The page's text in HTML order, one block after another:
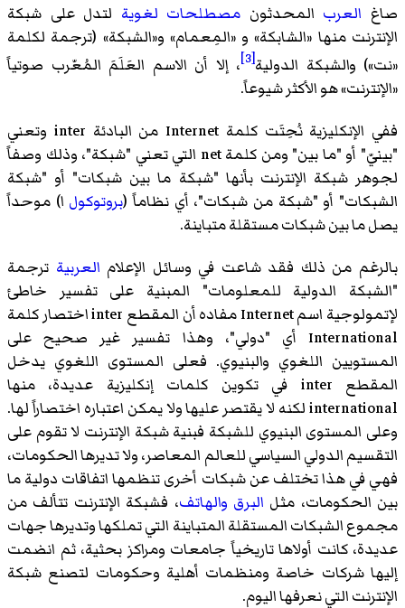
صاغ العرب المحدثون مصطلحات لغوية لتدل على شبكة
الإنترنت منها «الشابكة» و «المِعمام» و«الشبكة» (ترجمة لكلمة
«نت») والشبكة الدولية[3]
، إلا أن الاسم العَلَمَ المُعّرب صوتياً
«الإنترنت» هو الأكثر شيوعاً.
ففي الإنكليزية نُحِتَت كلمة Internet من البادئة inter وتعني
"بينيّ" أو "ما بين" ومن كلمة net التي تعني "شبكة"، وذلك وصفاً
لجوهر شبكة الإنترنت بأنها "شبكة ما بين شبكات" أو "شبكة
الشبكات" أو "شبكة من شبكات"، أي نظاماً (بروتوكول ا) موحداً
يصل ما بين شبكات مستقلة متباينة.
بالرغم من ذلك فقد شاعت في وسائل الإعلام العربية ترجمة
"الشبكة الدولية للمعلومات" المبنية على تفسير خاطئ
لإتمولوجية اسم Internet مفاده أن المقطع inter اختصار كلمة
International أي "دولي"، وهذا تفسير غير صحيح على
المستويين اللغوي والبنيوي. فعلى المستوى اللغوي يدخل
المقطع inter في تكوين كلمات إنكليزية عديدة، منها
international لكنه لا يقتصر عليها ولا يمكن اعتباره اختصاراً لها.
وعلى المستوى البنيوي للشبكة فبنية شبكة الإنترنت لا تقوم على
التقسيم الدولي السياسي للعالم المعاصر، ولا تديرها الحكومات،
فهي في هذا تختلف عن شبكات أخرى تنظمها اتفاقات دولية ما
بين الحكومات، مثل البرق والهاتف، فشبكة الإنترنت تتألف من
مجموع الشبكات المستقلة المتباينة التي تملكها وتديرها جهات
عديدة، كانت أولاها تاريخياً جامعات ومراكز بحثية، ثم انضمت
إليها شركات خاصة ومنظمات أهلية وحكومات لتصنع شبكة
الإنترنت التي نعرفها اليوم.